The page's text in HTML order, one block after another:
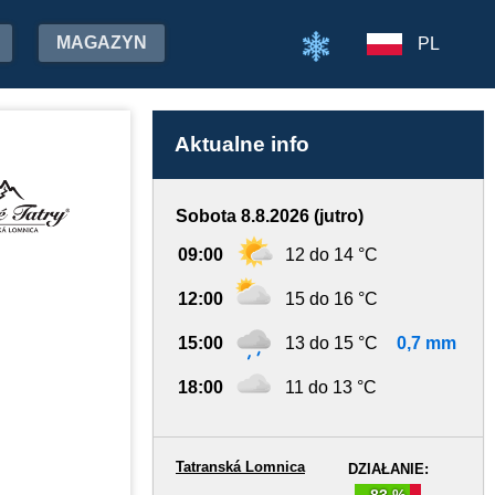
MAGAZYN PL
Aktualne info
Sobota 8.8.2026 (jutro)
09:00 12 do 14 °C
12:00 15 do 16 °C
15:00 13 do 15 °C 0,7 mm
18:00 11 do 13 °C
DZIAŁANIE:
Tatranská Lomnica